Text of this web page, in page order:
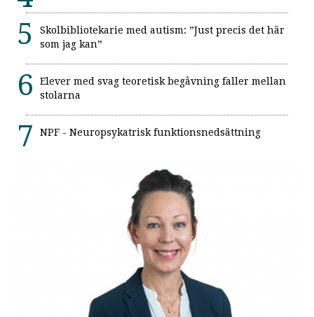
Skolbibliotekarie med autism: ”Just precis det här
som jag kan”
Elever med svag teoretisk begåvning faller mellan
stolarna
NPF - Neuropsykatrisk funktionsnedsättning